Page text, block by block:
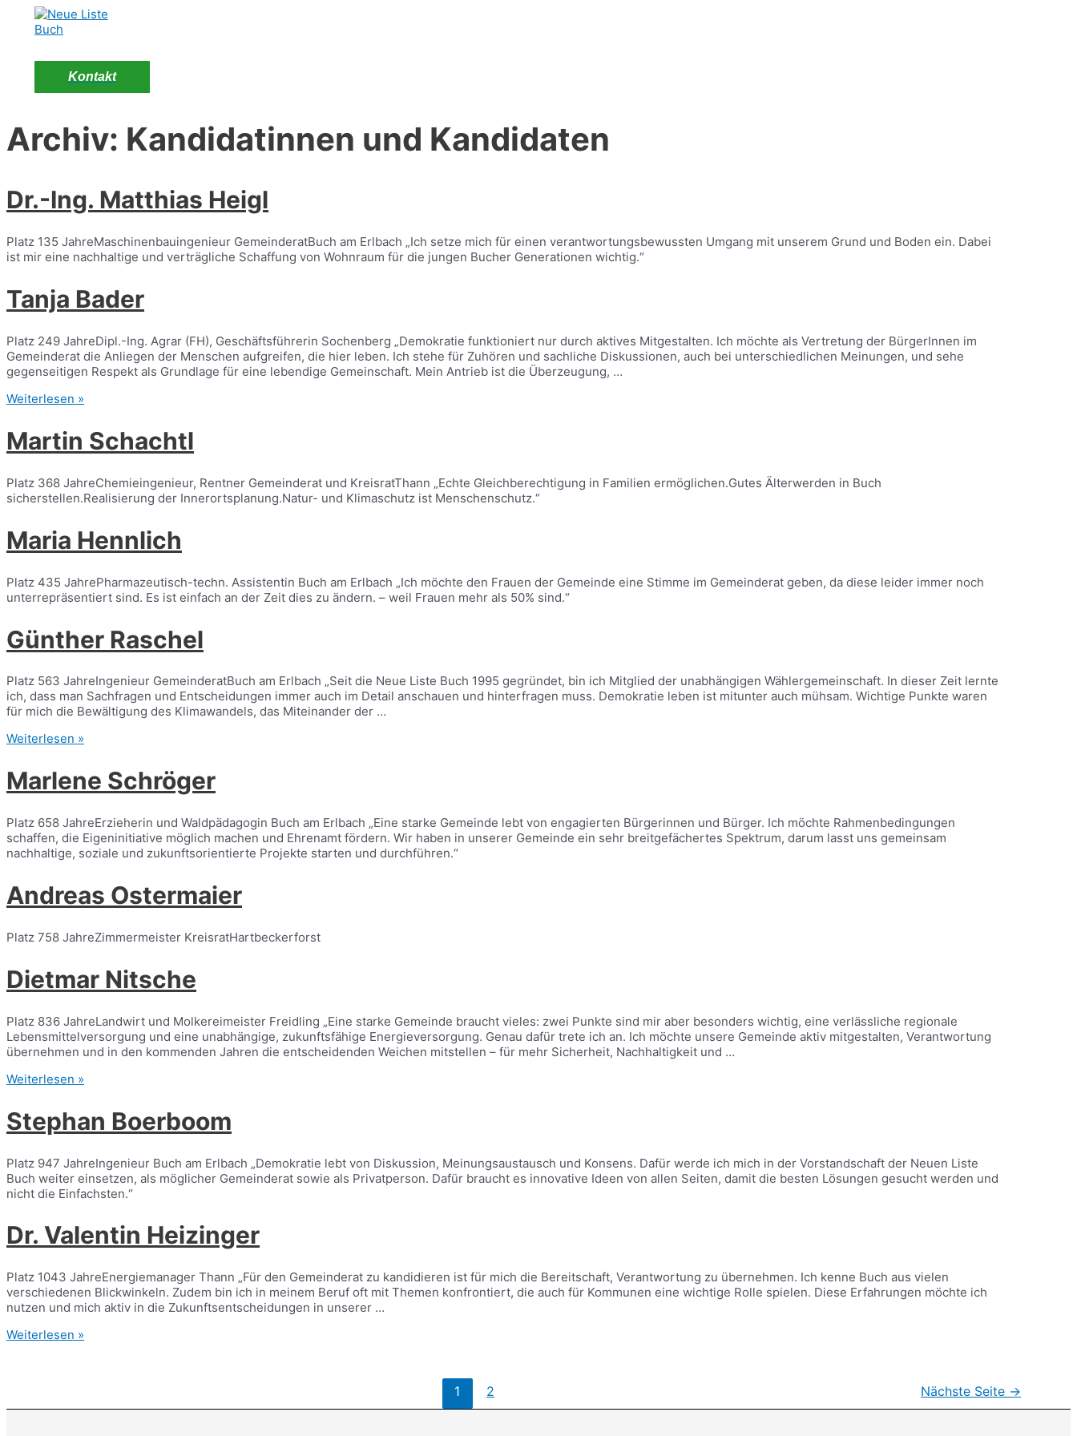
Inhalt
Kontakt
Archiv: Kandidatinnen und Kandidaten
Dr.-Ing. Matthias Heigl
Platz 135 JahreMaschinenbauingenieur GemeinderatBuch am Erlbach „Ich setze mich für einen verantwortungsbewussten Umgang mit unserem Grund und Boden ein. Dabei
ist mir eine nachhaltige und verträgliche Schaffung von Wohnraum für die jungen Bucher Generationen wichtig.“
Tanja Bader
Platz 249 JahreDipl.-Ing. Agrar (FH), Geschäftsführerin Sochenberg „Demokratie funktioniert nur durch aktives Mitgestalten. Ich möchte als Vertretung der BürgerInnen im
Gemeinderat die Anliegen der Menschen aufgreifen, die hier leben. Ich stehe für Zuhören und sachliche Diskussionen, auch bei unterschiedlichen Meinungen, und sehe
gegenseitigen Respekt als Grundlage für eine lebendige Gemeinschaft. Mein Antrieb ist die Überzeugung, …
Tanja
Weiterlesen »
Martin Schachtl
Platz 368 JahreChemieingenieur, Rentner Gemeinderat und KreisratThann „Echte Gleichberechtigung in Familien ermöglichen.Gutes Älterwerden in Buch
sicherstellen.Realisierung der Innerortsplanung.Natur- und Klimaschutz ist Menschenschutz.“
Maria Hennlich
Platz 435 JahrePharmazeutisch-techn. Assistentin Buch am Erlbach „Ich möchte den Frauen der Gemeinde eine Stimme im Gemeinderat geben, da diese leider immer noch
unterrepräsentiert sind. Es ist einfach an der Zeit dies zu ändern. – weil Frauen mehr als 50% sind.“
Günther Raschel
Platz 563 JahreIngenieur GemeinderatBuch am Erlbach „Seit die Neue Liste Buch 1995 gegründet, bin ich Mitglied der unabhängigen Wählergemeinschaft. In dieser Zeit lernte
ich, dass man Sachfragen und Entscheidungen immer auch im Detail anschauen und hinterfragen muss. Demokratie leben ist mitunter auch mühsam. Wichtige Punkte waren
für mich die Bewältigung des Klimawandels, das Miteinander der …
Günther
Weiterlesen »
Marlene Schröger
Platz 658 JahreErzieherin und Waldpädagogin Buch am Erlbach „Eine starke Gemeinde lebt von engagierten Bürgerinnen und Bürger. Ich möchte Rahmenbedingungen
schaffen, die Eigeninitiative möglich machen und Ehrenamt fördern. Wir haben in unserer Gemeinde ein sehr breitgefächertes Spektrum, darum lasst uns gemeinsam
nachhaltige, soziale und zukunftsorientierte Projekte starten und durchführen.“
Andreas Ostermaier
Platz 758 JahreZimmermeister KreisratHartbeckerforst
Dietmar Nitsche
Platz 836 JahreLandwirt und Molkereimeister Freidling „Eine starke Gemeinde braucht vieles: zwei Punkte sind mir aber besonders wichtig, eine verlässliche regionale
Lebensmittelversorgung und eine unabhängige, zukunftsfähige Energieversorgung. Genau dafür trete ich an. Ich möchte unsere Gemeinde aktiv mitgestalten, Verantwortung
übernehmen und in den kommenden Jahren die entscheidenden Weichen mitstellen – für mehr Sicherheit, Nachhaltigkeit und …
Dietmar
Weiterlesen »
Stephan Boerboom
Platz 947 JahreIngenieur Buch am Erlbach „Demokratie lebt von Diskussion, Meinungsaustausch und Konsens. Dafür werde ich mich in der Vorstandschaft der Neuen Liste
Buch weiter einsetzen, als möglicher Gemeinderat sowie als Privatperson. Dafür braucht es innovative Ideen von allen Seiten, damit die besten Lösungen gesucht werden und
nicht die Einfachsten.“
Dr. Valentin Heizinger
Platz 1043 JahreEnergiemanager Thann „Für den Gemeinderat zu kandidieren ist für mich die Bereitschaft, Verantwortung zu übernehmen. Ich kenne Buch aus vielen
verschiedenen Blickwinkeln. Zudem bin ich in meinem Beruf oft mit Themen konfrontiert, die auch für Kommunen eine wichtige Rolle spielen. Diese Erfahrungen möchte ich
nutzen und mich aktiv in die Zukunftsentscheidungen in unserer …
Dr.
Weiterlesen »
1 2 Nächste Seite →